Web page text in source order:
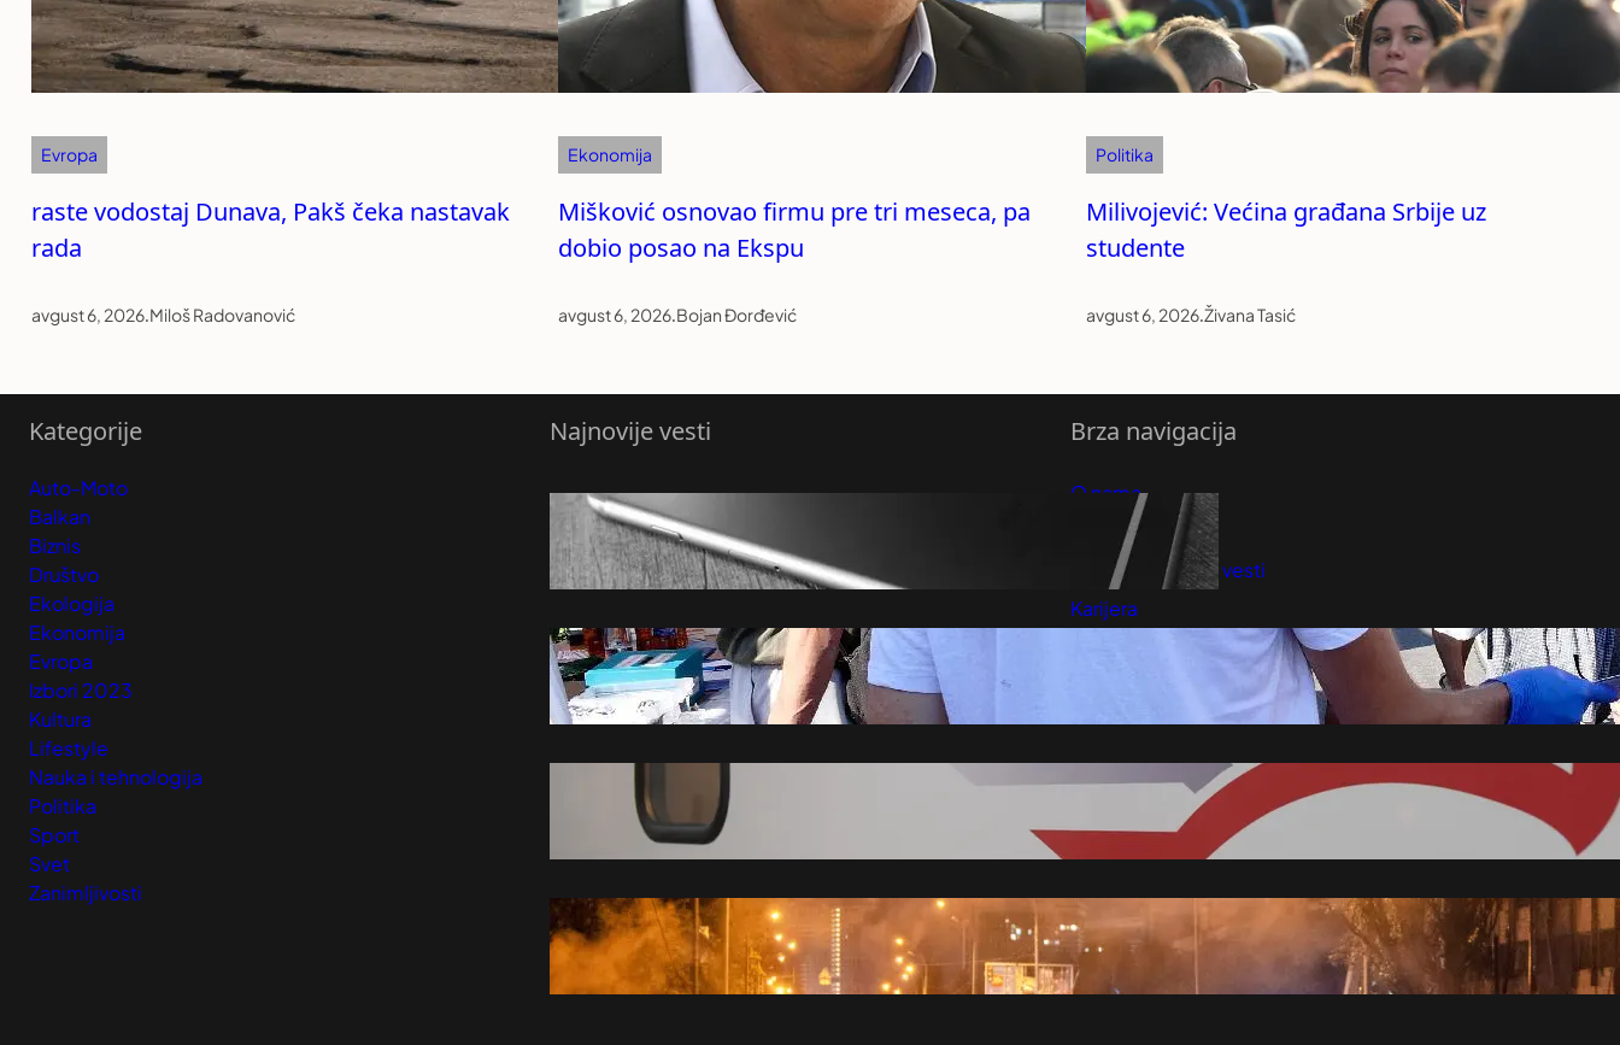
Evropa
raste vodostaj Dunava, Pakš čeka nastavak
rada
avgust 6, 2026.Miloš Radovanović
Ekonomija
Mišković osnovao firmu pre tri meseca, pa
dobio posao na Ekspu
avgust 6, 2026.Bojan Đorđević
Politika
Milivojević: Većina građana Srbije uz
studente
avgust 6, 2026.Živana Tasić
Kategorije
Auto-Moto
Balkan
Biznis
Društvo
Ekologija
Ekonomija
Evropa
Izbori 2023
Kultura
Lifestyle
Nauka i tehnologija
Politika
Sport
Svet
Zanimljivosti
Najnovije vesti
iPhone?
avgust 7, 2026
Studenti u blokadi najavili razgovore s
građanima po Srbiji od sutra do 9.
avgusta – Društvo
avgust 7, 2026
Najmanje 21 poginuli u ruskom napadu
na Kijevsku oblast
avgust 7, 2026
Brza navigacija
O nama
Predloži Vest
Pretplatite se na vesti
Karijera